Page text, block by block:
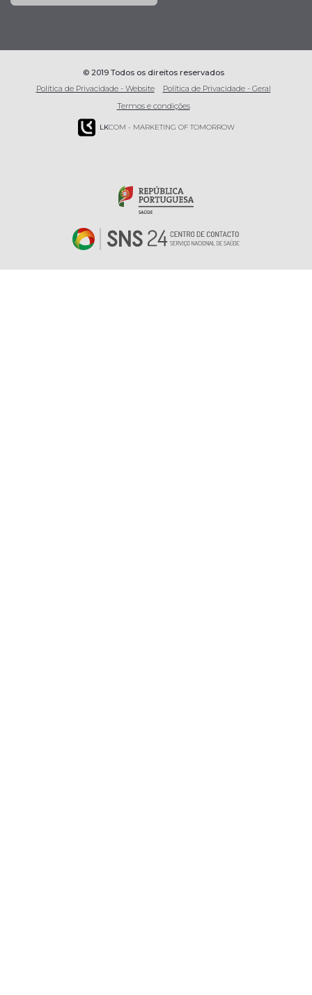
© 2019 Todos os direitos reservados
Política de Privacidade - Website
Política de Privacidade - Geral
Termos e condições
LKCOM - MARKETING OF TOMORROW